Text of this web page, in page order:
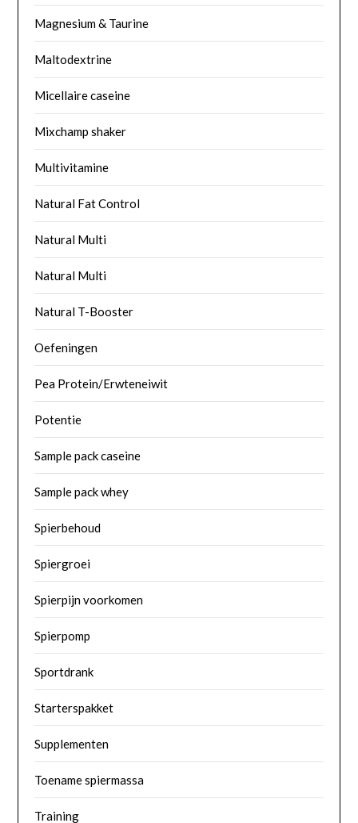
Magnesium & Taurine
Maltodextrine
Micellaire caseine
Mixchamp shaker
Multivitamine
Natural Fat Control
Natural Multi
Natural Multi
Natural T-Booster
Oefeningen
Pea Protein/Erwteneiwit
Potentie
Sample pack caseine
Sample pack whey
Spierbehoud
Spiergroei
Spierpijn voorkomen
Spierpomp
Sportdrank
Starterspakket
Supplementen
Toename spiermassa
Training